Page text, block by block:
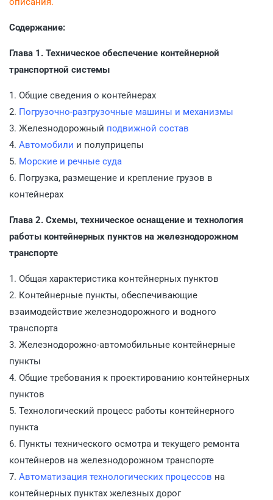
Содержание:
Глава 1. Техническое обеспечение контейнерной
транспортной системы
1. Общие сведения о контейнерах
2. Погрузочно-разгрузочные машины и механизмы
3. Железнодорожный подвижной состав
4. Автомобили и полуприцепы
5. Морские и речные суда
6. Погрузка, размещение и крепление грузов в
контейнерах
Глава 2. Схемы, техническое оснащение и технология
работы контейнерных пунктов на железнодорожном
транспорте
1. Общая характеристика контейнерных пунктов
2. Контейнерные пункты, обеспечивающие
взаимодействие железнодорожного и водного
транспорта
3. Железнодорожно-автомобильные контейнерные
пункты
4. Общие требования к проектированию контейнерных
пунктов
5. Технологический процесс работы контейнерного
пункта
6. Пункты технического осмотра и текущего ремонта
контейнеров на железнодорожном транспорте
7. Автоматизация технологических процессов на
контейнерных пунктах железных дорог